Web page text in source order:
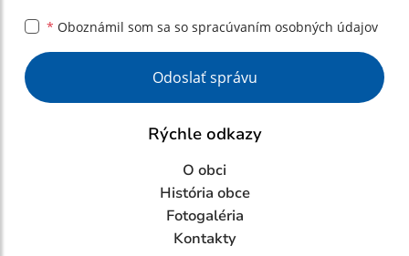
* Oboznámil som sa so spracúvaním osobných údajov
Google reCaptcha Response
Odoslať správu
Rýchle odkazy
O obci
História obce
Fotogaléria
Kontakty